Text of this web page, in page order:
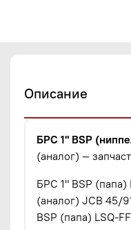
Описание
БРС 1" BSP
(аналог) —
БРС 1" BSP (папа)
(аналог) JCB 45/
BSP (папа) LSQ-